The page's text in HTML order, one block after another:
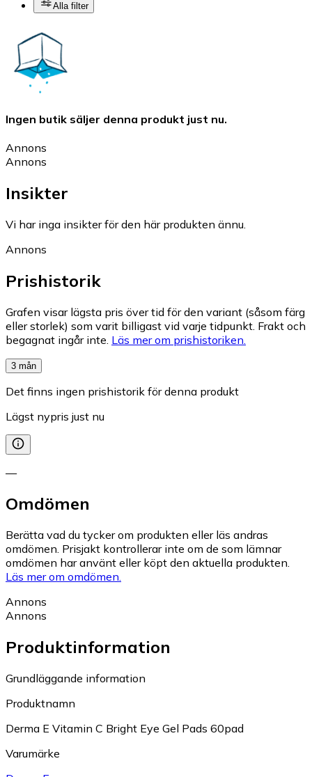
Alla filter
Ingen butik säljer denna produkt just nu.
Annons
Annons
Insikter
Vi har inga insikter för den här produkten ännu.
Annons
Prishistorik
Grafen visar lägsta pris över tid för den variant (såsom färg
eller storlek) som varit billigast vid varje tidpunkt. Frakt och
begagnat ingår inte. Läs mer om prishistoriken.
3 mån
Det finns ingen prishistorik för denna produkt
Lägst nypris just nu
—
Omdömen
Berätta vad du tycker om produkten eller läs andras
omdömen. Prisjakt kontrollerar inte om de som lämnar
omdömen har använt eller köpt den aktuella produkten.
Läs mer om omdömen.
Annons
Annons
Produktinformation
Grundläggande information
Produktnamn
Derma E Vitamin C Bright Eye Gel Pads 60pad
Varumärke